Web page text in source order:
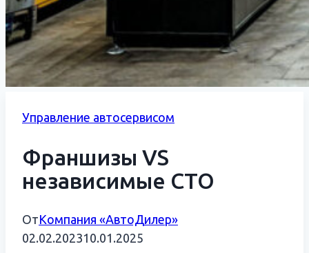
Управление автосервисом
Франшизы VS
независимые СТО
ОтКомпания «АвтоДилер»
02.02.202310.01.2025